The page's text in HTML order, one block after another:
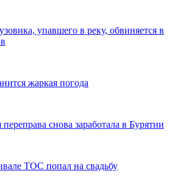
упавшего в реку, обвиняется в
жаркая погода
снова заработала в Бурятии
ТОС попал на свадьбу